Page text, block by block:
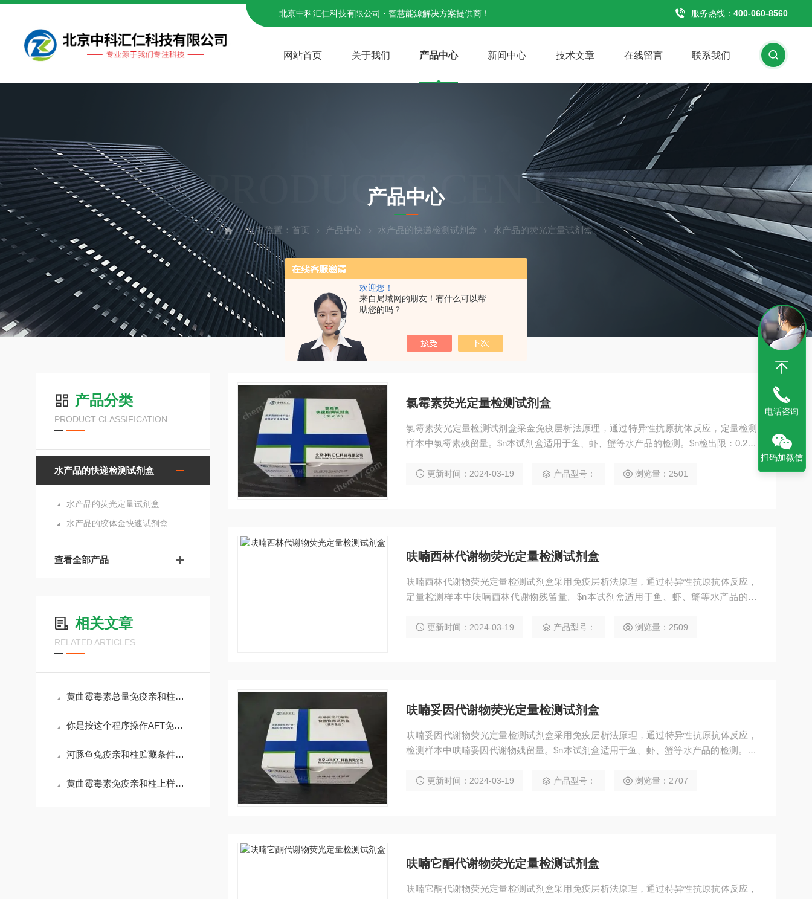
欢迎您！
来自局域网的朋友！有什么可以帮
助您的吗？
北京中科汇仁科技有限公司 · 智慧能源解决方案提供商！ 服务热线： 400-060-8560
网站首页 关于我们 产品中心 新闻中心 技术文章 在线留言 联系我们
PRODUCTS CENTER
产品中心
当前位置： 首页 产品中心 水产品的快递检测试剂盒 水产品的荧光定量试剂盒
产品分类
PRODUCT CLASSIFICATION
水产品的快递检测试剂盒
水产品的荧光定量试剂盒
水产品的胶体金快速试剂盒
查看全部产品
相关文章
RELATED ARTICLES
黄曲霉毒素总量免疫亲和柱拥有很多特点
你是按这个程序操作AFT免疫亲和柱的吗？
河豚鱼免疫亲和柱贮藏条件解析，守护检测灵敏度的黄金法则
黄曲霉毒素免疫亲和柱上样容量探究
氯霉素荧光定量检测试剂盒
氯霉素荧光定量检测试剂盒采金免疫层析法原理，通过特异性抗原抗体反应，定量检测
样本中氯霉素残留量。$n本试剂盒适用于鱼、虾、蟹等水产品的检测。$n检出限：0.25p
更新时间：2024-03-19 产品型号： 浏览量：2501
呋喃西林代谢物荧光定量检测试剂盒
呋喃西林代谢物荧光定量检测试剂盒采用免疫层析法原理，通过特异性抗原抗体反应，
定量检测样本中呋喃西林代谢物残留量。$n本试剂盒适用于鱼、虾、蟹等水产品的检
更新时间：2024-03-19 产品型号： 浏览量：2509
呋喃妥因代谢物荧光定量检测试剂盒
呋喃妥因代谢物荧光定量检测试剂盒采用免疫层析法原理，通过特异性抗原抗体反应，
检测样本中呋喃妥因代谢物残留量。$n本试剂盒适用于鱼、虾、蟹等水产品的检测。$n
更新时间：2024-03-19 产品型号： 浏览量：2707
呋喃它酮代谢物荧光定量检测试剂盒
呋喃它酮代谢物荧光定量检测试剂盒采用免疫层析法原理，通过特异性抗原抗体反应，
电话咨询
扫码加微信